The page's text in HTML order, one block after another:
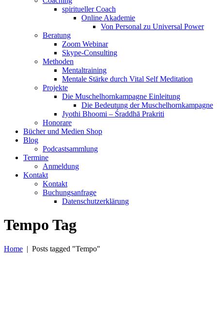
spiritueller Coach
Online Akademie
Von Personal zu Universal Power
Beratung
Zoom Webinar
Skype-Consulting
Methoden
Mentaltraining
Mentale Stärke durch Vital Self Meditation
Projekte
Die Muschelhornkampagne Einleitung
Die Bedeutung der Muschelhornkampagne
Jyothi Bhoomi – Śraddhā Prakriti
Honorare
Bücher und Medien Shop
Blog
Podcastsammlung
Termine
Anmeldung
Kontakt
Kontakt
Buchungsanfrage
Datenschutzerklärung
Tempo Tag
Home | Posts tagged "Tempo"